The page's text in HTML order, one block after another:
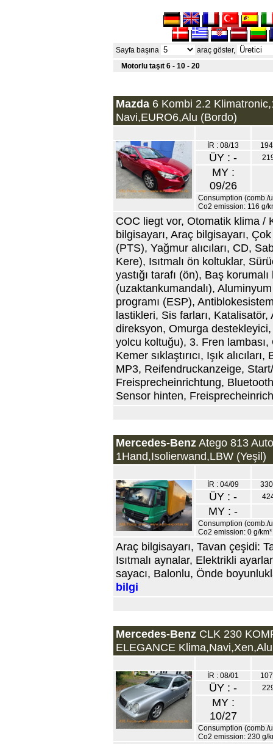
Sayfa başına
araç göster,
Motorlu taşıt 6 - 10 - 20
Mazda 6 Kombi 2.2
Navi,EURO6,Alu (Bordo)
İR : 08/13
ÜY : -
MY :
09/26
Consumption (comb./
Co2 emission: 116 g/
COC liegt vor, Otomatik klima /
bilgisayarı, Araç bilgisayarı,
(PTS), Yağmur alıcıları, CD,
Kere), Isıtmalı ön koltuklar,
yastığı tarafı (ön), Baş
(uzaktankumandalı),
programı (ESP),
lastikleri, Sis farları, Katalisatör,
direksyon, Omurga destekleyici,
yolcu koltuğu), 3. Fren
Kemer sıklaştırıcı, Işık
MP3, Reifendruckanzeige,
Freisprecheinrichtung,
Sensor hinten,
Mercedes-BenzAtego 813
1Hand,Isolierwand,LBW (Yeşil)
İR : 04/09
ÜY : -
MY : -
Consumption (comb./
Co2 emission: 0 g/km*
Araç bilgisayarı, Tavan çeşidi:
Isıtmalı aynalar, Elektrikli
sayacı, Balonlu, Önde
bilgi
Mercedes-Benz CLK 230
ELEGANCE
İR : 08/01
ÜY : -
MY :
10/27
Consumption (comb./
Co2 emission: 230 g/